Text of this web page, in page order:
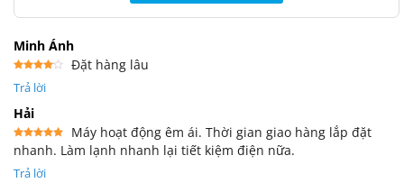
Minh Ánh
xếp
5 sao
Đặt hàng lâu
Trả lời
Hải
Được xếp
hạng 55
sao
Máy hoạt động êm ái. Thời gian giao hàng lắp đặt
nhanh. Làm lạnh nhanh lại tiết kiệm điện nữa.
Trả lời